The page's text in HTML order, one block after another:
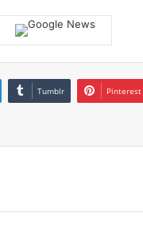
Tumblr Pinterest